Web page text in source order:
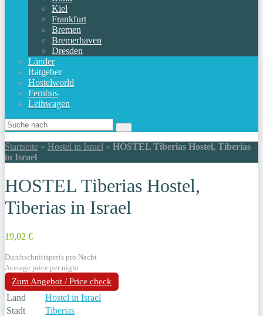
Kiel
Frankfurt
Bremen
Bremerhaven
Dresden
Länder
Ratgeber
Hostelworld
Fernbus
Leihwagen
Startseite » Hostel in Israel » HOSTEL Tiberias Hostel, Tiberias
in Israel
HOSTEL Tiberias Hostel,
Tiberias in Israel
19,02 €
Durchschnittspreis pro Nacht
Average price per night
Zum Angebot / Price check
Land
Hostel in Israel
Stadt
Tiberias